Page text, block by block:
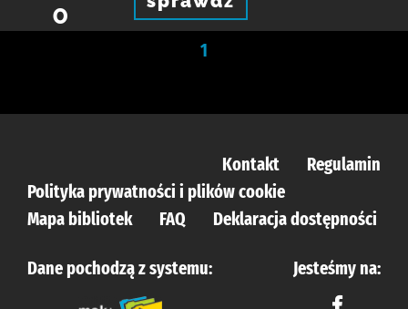
0
1
Kontakt
Regulamin
Polityka prywatności i plików cookie
Mapa bibliotek
FAQ Deklaracja dostępności
Dane pochodzą z systemu: Jesteśmy na: